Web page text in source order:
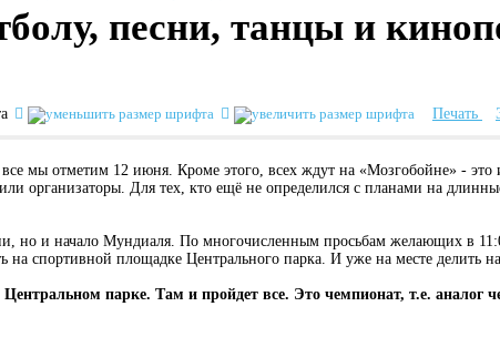
песни, танцы и
Печать
мы отметим 12 июня. Кроме этого, всех ждут на «Мозгобойне» - это
организаторы. Для тех, кто ещё не определился с планами на
но и начало Мундиаля. По многочисленным просьбам желающих в
спортивной площадке Центрального парка. И уже на месте делить
парке. Там и пройдет все. Это чемпионат, т.е. аналог